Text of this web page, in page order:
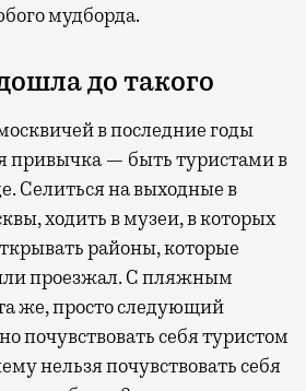
мудборда.
до такого
в последние годы
привычка — быть туристами в
Селиться на выходные в
ходить в музеи, в которых
районы, которые
проезжал. С пляжным
же, просто следующий
почувствовать себя туристом
нельзя почувствовать себя